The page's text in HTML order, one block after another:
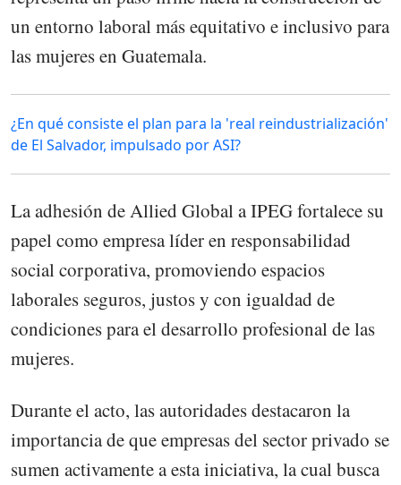
un entorno laboral más equitativo e inclusivo para
las mujeres en Guatemala.
¿En qué consiste el plan para la 'real reindustrialización'
de El Salvador, impulsado por ASI?
La adhesión de Allied Global a IPEG fortalece su
papel como empresa líder en responsabilidad
social corporativa, promoviendo espacios
laborales seguros, justos y con igualdad de
condiciones para el desarrollo profesional de las
mujeres.
Durante el acto, las autoridades destacaron la
importancia de que empresas del sector privado se
sumen activamente a esta iniciativa, la cual busca